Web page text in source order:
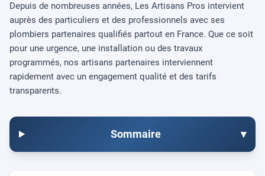
Depuis de nombreuses années, Les Artisans Pros intervient
auprès des particuliers et des professionnels avec ses
plombiers partenaires qualifiés partout en France. Que ce soit
pour une urgence, une installation ou des travaux
programmés, nos artisans partenaires interviennent
rapidement avec un engagement qualité et des tarifs
transparents.
Sommaire ▾